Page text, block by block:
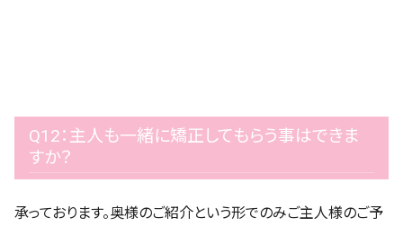
Q12：主人も一緒に矯正してもらう事はできま
すか？
承っております。奥様のご紹介という形でのみご主人様のご予